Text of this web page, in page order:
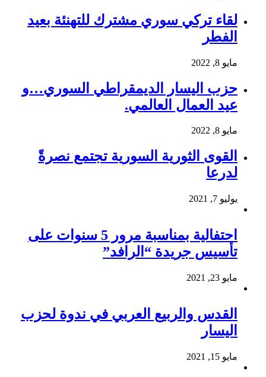
لقاء تركي سوري مشترك للتهنئة بعيد
الفطر
مايو 8, 2022
حزب اليسار الديمقراطي السوري…و
عيد العمال العالمي.
مايو 8, 2022
القوى الثورية السورية تجتمع نصرةً
لدرعا
يوليو 7, 2021
احتفالية بمناسبة مرور 5 سنوات على
تأسيس جريدة “الرافد”
مايو 23, 2021
القدس والربيع العربي في ندوة لحزب
اليسار
مايو 15, 2021